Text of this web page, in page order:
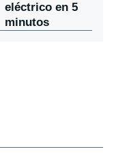
eléctrico en 5
minutos